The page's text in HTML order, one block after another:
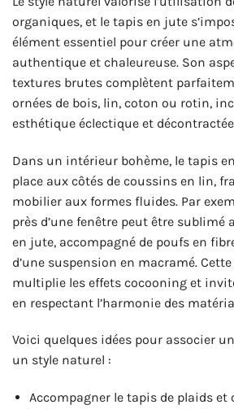
organiques, et le tapis en jute
élément essentiel pour créer une
authentique et chaleureuse. Son
textures brutes complètent
ornées de bois, lin, coton ou rotin,
esthétique éclectique et
Dans un intérieur bohème, le tapis
place aux côtés de coussins en lin,
mobilier aux formes fluides. Par
près d’une fenêtre peut être sublimé
en jute, accompagné de poufs en
d’une suspension en macramé.
multiplie les effets cocooning et
en respectant l’harmonie des
Voici quelques idées pour associer
un style naturel :
Accompagner le tapis de plaids et